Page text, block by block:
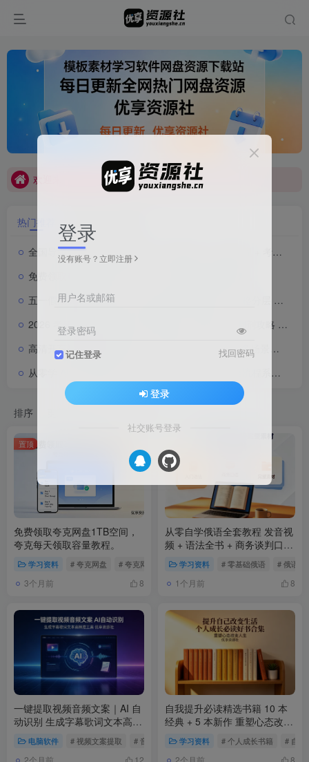
每日更新全网热门网盘资源
欢迎来到优享资源社
每日更新全网热门网盘资源
欢迎来到优享资源社
热门推荐 最近更新
全国导游证考试全套通关资料｜真题题库 + 精讲课程 + 考点解析合集
免费领取夸克网盘1TB空间，夸克每天领取容量教程。
五一假期旅游攻略【旅行社内部版】线路规划 + 价格分层 + 渠道话术全案
2026 考研复试通关资料包 简历模板 / 英语面试 / 调剂攻略 / 复试真题
高清开车视频素材剪辑合集【128GB】第一视角 / 多场景全覆盖
从零学 AIGC 漫剧创作 | Seedance2.0 动画运用全流程系统教学
排序
置顶
免费领取夸克网盘1TB空间，
夸克每天领取容量教程。
学习资料 # 夸克网盘 # 夸克网盘扩容 # 网盘扩容
3个月前 8
从零自学俄语全套教程 发音视
频 + 语法全书 + 商务谈判口语
+ 练字字帖
学习资料 # 零基础俄语 # 俄语自
1个月前 8
一键提取视频音频文案｜AI 自
动识别 生成字幕歌词文本高精
准工具电脑软件 # 视频文案提取 # 音频转文字 # AI语音识别
2个月前
自我提升必读精选书籍 10 本
经典 + 5 本新作 重塑心态改变
人生学习资料 # 个人成长书籍 # 自我
2个月前
登录
没有账号？立即注册
用户名或邮箱
登录密码
记住登录 找回密码
登录
社交账号登录